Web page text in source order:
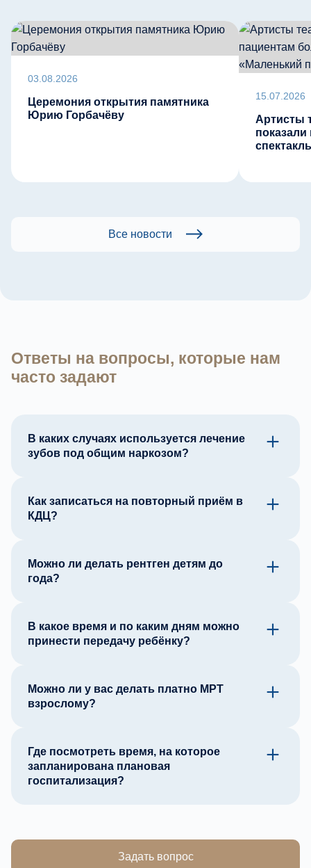
03.08.2026
Церемония открытия памятника
Юрию Горбачёву
15.07.2026
Артисты
Все новости
Ответы на вопросы, которые нам
часто задают
В каких случаях используется лечение
зубов под общим наркозом?
Как записаться на повторный приём в
КДЦ?
Можно ли делать рентген детям до
года?
В какое время и по каким дням можно
принести передачу ребёнку?
Можно ли у вас делать платно МРТ
взрослому?
Где посмотреть время, на которое
запланирована плановая
госпитализация?
Задать вопрос